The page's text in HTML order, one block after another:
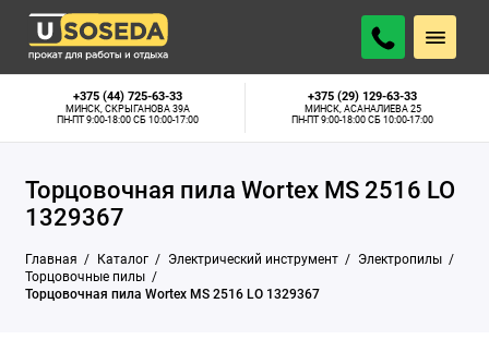
+375 (44) 725-63-33
МИНСК, СКРЫГАНОВА 39А
ПН-ПТ 9:00-18:00 СБ 10:00-17:00
+375 (29) 129-63-33
МИНСК, АСАНАЛИЕВА 25
ПН-ПТ 9:00-18:00 СБ 10:00-17:00
Торцовочная пила Wortex MS 2516 LO
1329367
Главная Каталог Электрический инструмент
Электропилы
Торцовочные пилы
Торцовочная пила Wortex MS 2516 LO 1329367
В наличии
В СУТКИ